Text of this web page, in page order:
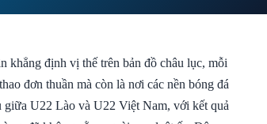
khẳng định vị thế trên bản đồ châu lục, mỗi
đơn thuần mà còn là nơi các nền bóng đá
U22 Lào và U22 Việt Nam, với kết quả